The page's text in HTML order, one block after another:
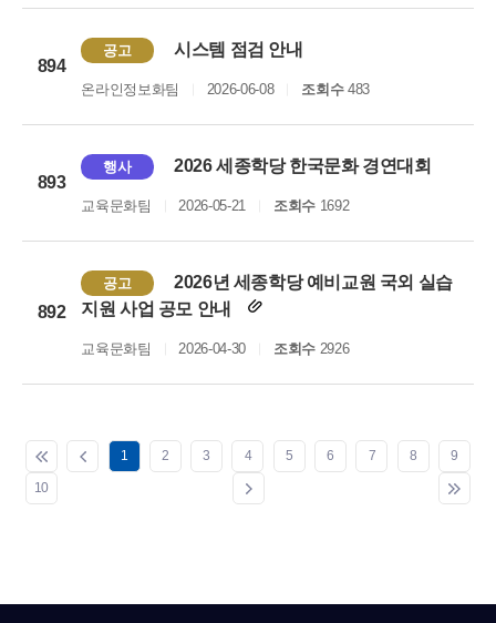
894
공고 시스템 점검 안내
온라인정보화팀 2026-06-08 조회수483
893
행사 2026 세종학당 한국문화 경연대회
교육문화팀 2026-05-21 조회수1692
892
공고
2026년 세종학당 예비교원 국외 실습
지원 사업 공모 안내
교육문화팀 2026-04-30 조회수2926
1 2 3 4 5 6 7 8 9
10